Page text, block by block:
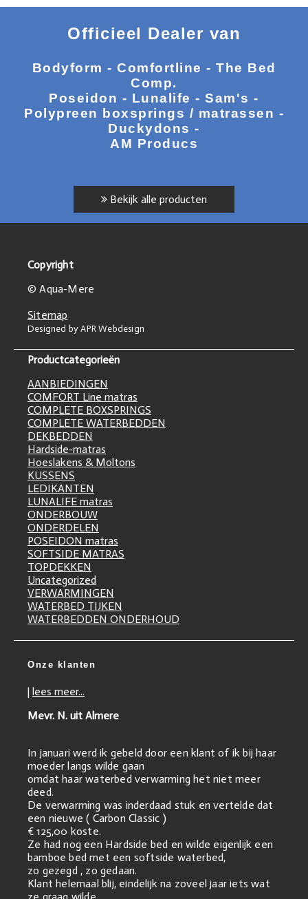
Officieel Dealer van
Bodyform - Comfortline - The Bed
Comp.
Poseidon - Lunalife - Sam's -
Polypreen boxsprings / matrassen -
Duckydons -
AM Producs
Bekijk alle producten
Copyright
© Aqua-Mere
Sitemap
Designed by APR Webdesign
Productcategorieën
AANBIEDINGEN
COMFORT Line matras
COMPLETE BOXSPRINGS
COMPLETE WATERBEDDEN
DEKBEDDEN
Hardside-matras
Hoeslakens & Moltons
KUSSENS
LEDIKANTEN
LUNALIFE matras
ONDERBOUW
ONDERDELEN
POSEIDON matras
SOFTSIDE MATRAS
TOPDEKKEN
Uncategorized
VERWARMINGEN
WATERBED TIJKEN
WATERBEDDEN ONDERHOUD
Onze klanten
| lees meer...
Mevr. N. uit Almere
In januari werd ik gebeld door een klant of ik bij haar
moeder langs wilde gaan
omdat haar waterbed verwarming het niet meer
deed.
De verwarming was inderdaad stuk en vertelde dat
een nieuwe ( Carbon Classic )
€ 125,00 koste.
Ze had nog een Hardside bed en wilde eigenlijk een
bamboe bed met een softside waterbed,
zo gezegd , zo gedaan.
Klant helemaal blij, eindelijk na zoveel jaar iets wat